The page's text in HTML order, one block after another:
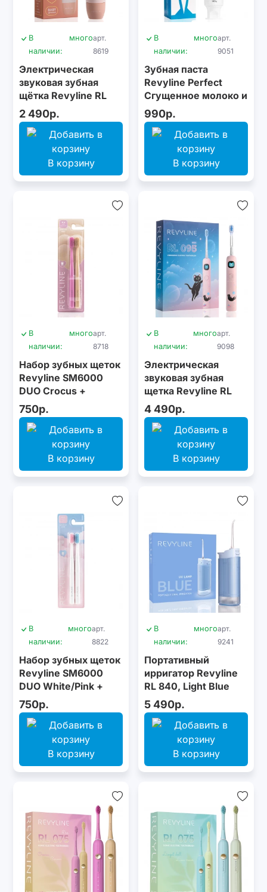
В
наличии:
многоарт.
8619
Электрическая
звуковая зубная
щётка Revyline RL
025 Baby Kitty, Beige
2 490р.
В корзину
В
наличии:
многоарт.
9051
Зубная паста
Revyline Perfect
Сгущенное молоко и
ваниль, 100 г
990р.
В корзину
В
наличии:
многоарт.
8718
Набор зубных щеток
Revyline SM6000
DUO Сrocus +
Сocoon
750р.
В корзину
В
наличии:
многоарт.
9098
Электрическая
звуковая зубная
щетка Revyline RL
095 Kids, Pink
4 490р.
В корзину
В
наличии:
многоарт.
8822
Набор зубных щеток
Revyline SM6000
DUO White/Pink +
White/Blue
750р.
В корзину
В
наличии:
многоарт.
9241
Портативный
ирригатор Revyline
RL 840, Light Blue
5 490р.
В корзину